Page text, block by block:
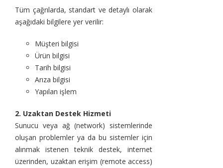
Tüm çağrılarda, standart ve detaylı olarak
aşağıdaki bilgilere yer verilir:
Müşteri bilgisi
Ürün bilgisi
Tarih bilgisi
Arıza bilgisi
Yapılan işlem
2. Uzaktan Destek Hizmeti
Sunucu veya ağ (network) sistemlerinde
oluşan problemler ya da bu sistemler için
alınmak istenen teknik destek, internet
üzerinden, uzaktan erişim (remote access)